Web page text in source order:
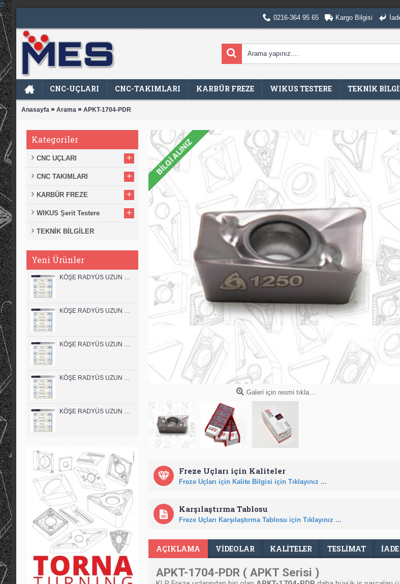
0216-364 95 65 Kargo Bilgisi
CNC-UÇLARI CNC-TAKIMLARI KARBÜR FREZE WIKUS TESTERE TEKNİK
Anasayfa » Arama » APKT-1704-PDR
Kategoriler
CNC UÇLARI +
CNC TAKIMLARI +
KARBÜR FREZE +
WIKUS Şerit Testere +
TEKNİK BİLGİLER
Yeni Ürünler
Galeri için resmi tıkla...
Freze Uçları için Kaliteler
Freze Uçları için Kalite Bilgisi için Tıklayınız ...
Karşılaştırma Tablosu
Freze Uçları Karşılaştırma Tablosu için Tıklayınız ...
AÇIKLAMA VIDEOLAR KALİTELER TESLIMAT İADE
APKT-1704-PDR ( APKT Serisi )